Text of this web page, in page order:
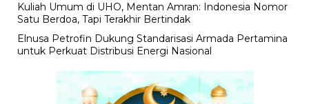
Kuliah Umum di UHO, Mentan Amran: Indonesia Nomor
Satu Berdoa, Tapi Terakhir Bertindak
Elnusa Petrofin Dukung Standarisasi Armada Pertamina
untuk Perkuat Distribusi Energi Nasional